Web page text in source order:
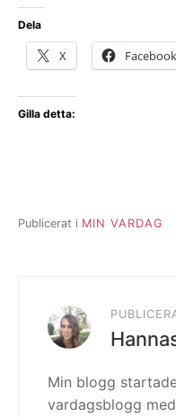
Dela
X Facebook
Gilla detta:
Publicerat i MIN VARDAG
Min blogg
vardagsblogg